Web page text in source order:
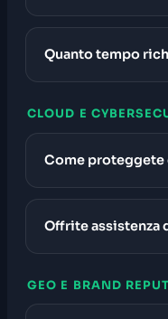
Quanto tempo
CLOUD E
Come
Offrite assistenza
GEO E BRAND